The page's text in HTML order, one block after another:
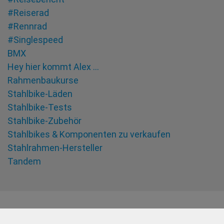
#Reiserad
#Rennrad
#Singlespeed
BMX
Hey hier kommt Alex …
Rahmenbaukurse
Stahlbike-Läden
Stahlbike-Tests
Stahlbike-Zubehör
Stahlbikes & Komponenten zu verkaufen
Stahlrahmen-Hersteller
Tandem